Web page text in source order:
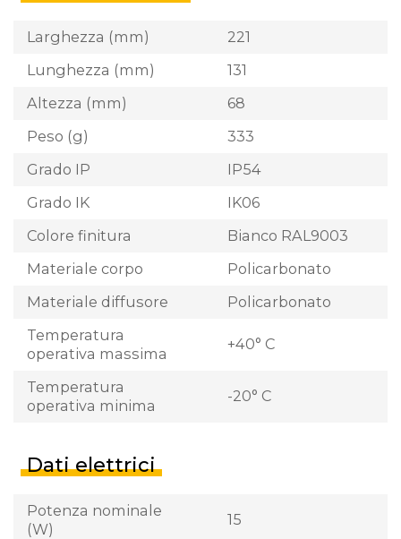
Larghezza (mm)
221
Lunghezza (mm)
131
Altezza (mm)
68
Peso (g)
333
Grado IP
IP54
Grado IK
IK06
Colore finitura
Bianco RAL9003
Materiale corpo
Policarbonato
Materiale diffusore
Policarbonato
Temperatura
operativa massima
+40° C
Temperatura
operativa minima
-20° C
Dati elettrici
Potenza nominale
(W)
15